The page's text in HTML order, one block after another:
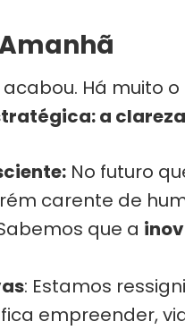
Há muito
a
No futuro
carente de
que a
: Estamos
empreender,